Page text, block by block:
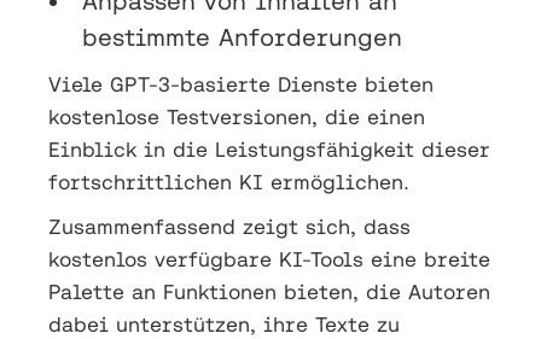
bestimmte Anforderungen
Viele GPT-3-basierte Dienste bieten
kostenlose Testversionen, die einen
Einblick in die Leistungsfähigkeit dieser
fortschrittlichen KI ermöglichen.
Zusammenfassend zeigt sich, dass
kostenlos verfügbare KI-Tools eine breite
Palette an Funktionen bieten, die Autoren
dabei unterstützen, ihre Texte zu